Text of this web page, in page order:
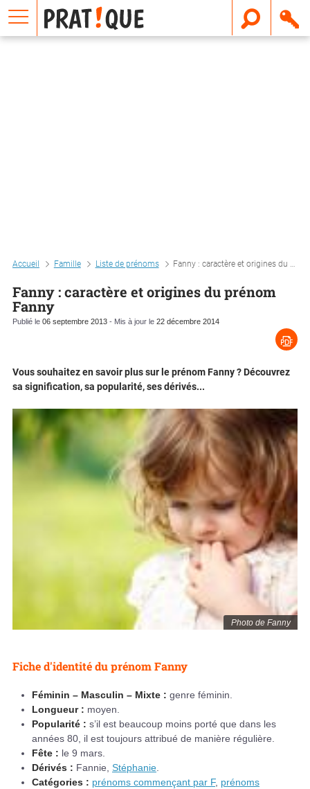
Accueil Famille Liste de prénoms Fanny : caractère et origines du prénom fanny
Fanny : caractère et origines du prénom
Fanny
Publié le 06 septembre 2013 - Mis à jour le 22 décembre 2014
Photo de Fanny
Vous souhaitez en savoir plus sur le prénom Fanny ? Découvrez
sa signification, sa popularité, ses dérivés...
Fiche d'identité du prénom Fanny
Féminin – Masculin – Mixte : genre féminin.
Longueur : moyen.
Popularité : s’il est beaucoup moins porté que dans les
années 80, il est toujours attribué de manière régulière.
Fête : le 9 mars.
Dérivés : Fannie, Stéphanie
Catégories : prénoms commençant par F, prénoms
E
m
a